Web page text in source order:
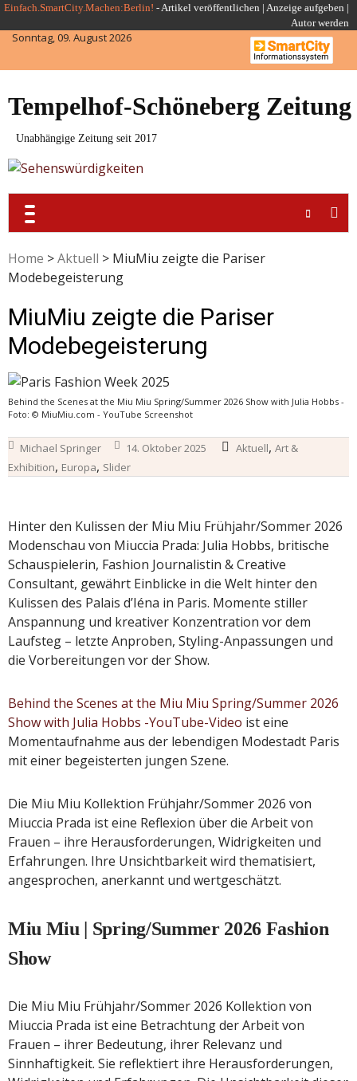
Skip
to
content
Einfach.SmartCity.Machen:Berlin! -Artikel veröffentlichen | Anzeige aufgeben |
Autor werden
Sonntag, 09. August 2026
Tempelhof-Schöneberg Zeitung
Unabhängige Zeitung seit 2017
Home >Aktuell > MiuMiu zeigte die Pariser
Modebegeisterung
MiuMiu zeigte die Pariser
Modebegeisterung
Behind the Scenes at the Miu Miu Spring/Summer 2026 Show with Julia Hobbs -
Foto: © MiuMiu.com - YouTube Screenshot
Michael Springer 14. Oktober 2025 Aktuell, Art &
Exhibition, Europa, Slider
Hinter den Kulissen der Miu Miu Frühjahr/Sommer 2026
Modenschau von Miuccia Prada: Julia Hobbs, britische
Schauspielerin, Fashion Journalistin & Creative
Consultant, gewährt Einblicke in die Welt hinter den
Kulissen des Palais d’Iéna in Paris. Momente stiller
Anspannung und kreativer Konzentration vor dem
Laufsteg – letzte Anproben, Styling-Anpassungen und
die Vorbereitungen vor der Show.
Behind the Scenes at the Miu Miu Spring/Summer 2026
Show with Julia Hobbs -YouTube-Video ist eine
Momentaufnahme aus der lebendigen Modestadt Paris
mit einer begeisterten jungen Szene.
Die Miu Miu Kollektion Frühjahr/Sommer 2026 von
Miuccia Prada ist eine Reflexion über die Arbeit von
Frauen – ihre Herausforderungen, Widrigkeiten und
Erfahrungen. Ihre Unsichtbarkeit wird thematisiert,
angesprochen, anerkannt und wertgeschätzt.
Miu Miu | Spring/Summer 2026 Fashion
Show
Die Miu Miu Frühjahr/Sommer 2026 Kollektion von
Miuccia Prada ist eine Betrachtung der Arbeit von
Frauen – ihrer Bedeutung, ihrer Relevanz und
Sinnhaftigkeit. Sie reflektiert ihre Herausforderungen,